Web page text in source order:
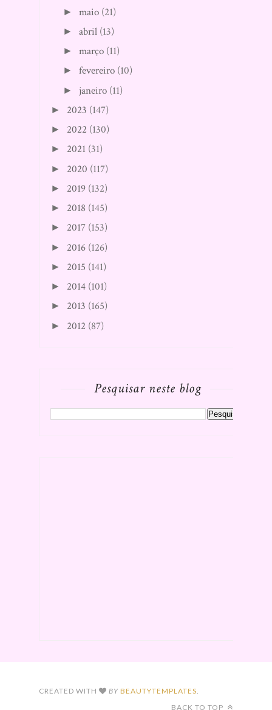
►maio (21)
►abril (13)
►março (11)
►fevereiro (10)
► janeiro (11)
► 2023 (147)
► 2022 (130)
► 2021 (31)
► 2020 (117)
► 2019 (132)
► 2018 (145)
► 2017 (153)
► 2016 (126)
► 2015 (141)
► 2014 (101)
► 2013 (165)
► 2012 (87)
Pesquisar neste blog
CREATED WITH BY BEAUTYTEMPLATES
BACK TO TOP